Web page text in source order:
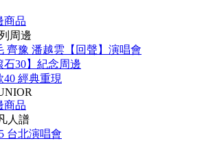
商品
周邊
齊豫 潘越雲【回聲】演唱會
石30】紀念周邊
40 經典重現
商品
人譜
台北演唱會